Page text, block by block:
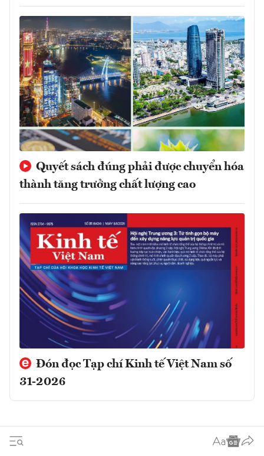
Quyết sách đúng phải được chuyển hóa
thành tăng trưởng chất lượng cao
Đón đọc Tạp chí Kinh tế Việt Nam số
31-2026